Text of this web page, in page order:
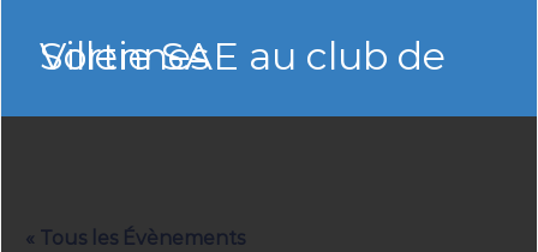
Sortie SAE au club de Villennes
« Tous les Évènements